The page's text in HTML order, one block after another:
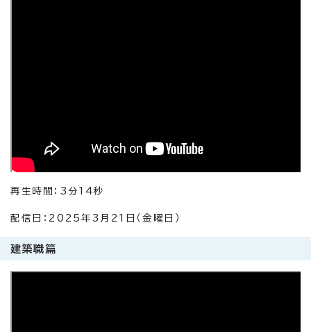
再生時間：3分14秒
配信日：2025年3月21日（金曜日）
建築職篇